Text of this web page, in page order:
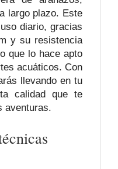
largo plazo. Este
diario, gracias
y su resistencia
que lo hace apto
acuáticos. Con
llevando en tu
calidad que te
aventuras.